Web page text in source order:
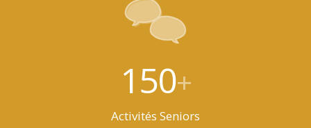
150+
Activités Seniors